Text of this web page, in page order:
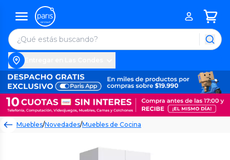
Muebles/Novedades/Muebles de Cocina